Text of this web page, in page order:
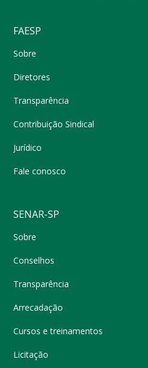
FAESP
Sobre
Diretores
Transparência
Contribuição Sindical
Jurídico
Fale conosco
SENAR-SP
Sobre
Conselhos
Transparência
Arrecadação
Cursos e treinamentos
Licitação